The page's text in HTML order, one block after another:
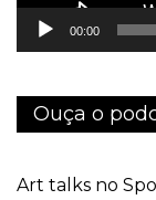
00:00
Ouça o
Art talks no